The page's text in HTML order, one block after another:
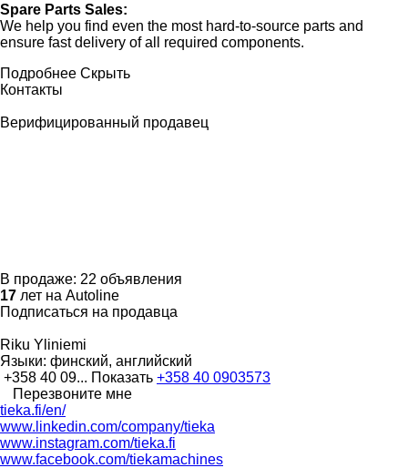
Spare Parts Sales:
We help you find even the most hard-to-source parts and
ensure fast delivery of all required components.
Подробнее Скрыть
Контакты
Верифицированный продавец
В продаже: 22 объявления
17 лет на Autoline
Подписаться на продавца
Riku Yliniemi
Языки: финский, английский
+358 40 09... Показать +358 40 0903573
Перезвоните мне
tieka.fi/en/
www.linkedin.com/company/tieka
www.instagram.com/tieka.fi
www.facebook.com/tiekamachines